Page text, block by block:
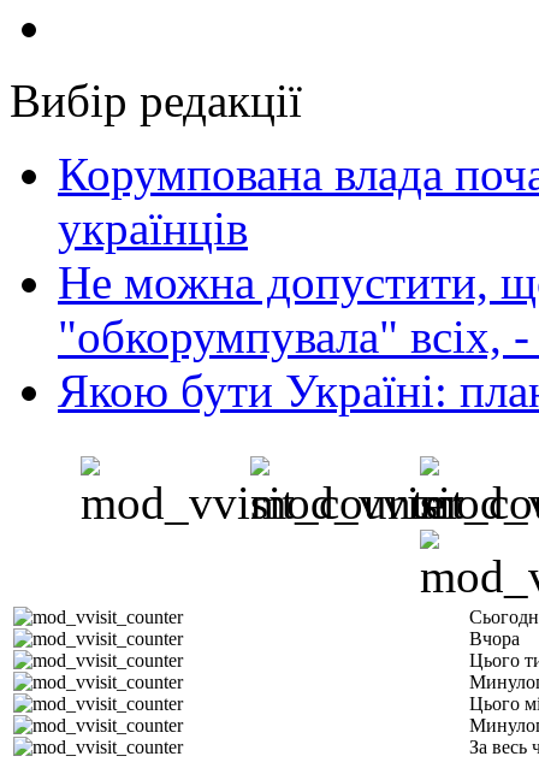
Вибір редакції
Корумпована влада
українців
Не можна допустити,
"обкорумпувала" всіх,
Якою бути Україні:
Вчора
Цього
Цього
За весь